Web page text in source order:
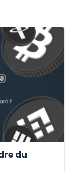
du